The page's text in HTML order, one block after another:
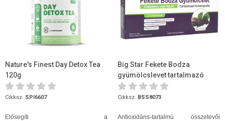
Nature's Finest Day Detox Tea
120g
Cikksz. SPI6607
Elősegíti a
Big Star Fekete Bodza
gyümölcslevet tartalmazó
ivóampulla 10 x 10 ml
Cikksz. BSS8073
Antioxidáns-tartalmú összetevői